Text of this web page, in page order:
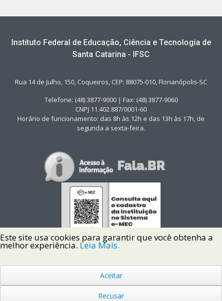
Instituto Federal de Educação, Ciência e Tecnologia de
Santa Catarina - IFSC
Rua 14 de Julho, 150, Coqueiros, CEP: 88075-010, Florianópolis-SC
Telefone: (48) 3877-9000 | Fax: (48) 3877-9060
CNPJ 11.402.887/0001-60
Horário de funcionamento: das 8h às 12h e das 13h às 17h, de
segunda a sexta-feira.
Copyright © 2022 Instituto Federal de Santa Catarina IFSC
Todos os Direitos Reservados.
Este site usa cookies para garantir que você obtenha a
melhor experiência. Leia Mais.
Aceitar
Recusar